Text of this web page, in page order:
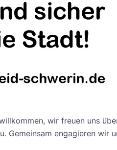
wir freuen uns
Gemeinsam engagieren wir